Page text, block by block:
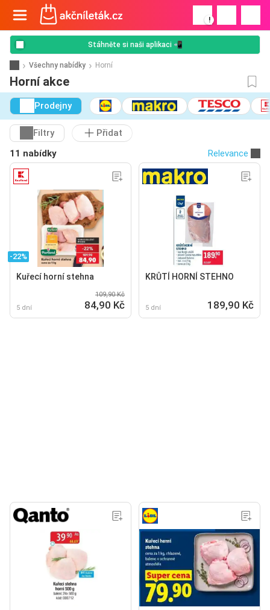
!
Stáhněte si naši aplikaci 📲
Všechny nabídky Horní
Horní akce
Prodejny
Filtry
Přidat
11 nabídky
Relevance
-22%
Kuřecí horní stehna
5 dní
109,90 Kč
84,90 Kč
KRŮTÍ HORNÍ STEHNO
5 dní 189,90 Kč